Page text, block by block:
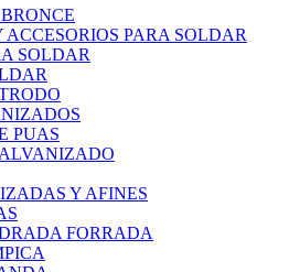
PARA SOLDAR
SOLDAR
PUAS
Y AFINES
FORRADA